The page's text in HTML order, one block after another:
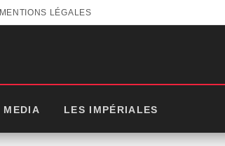
MENTIONS LÉGALES
MEDIA LES IMPÉRIALES